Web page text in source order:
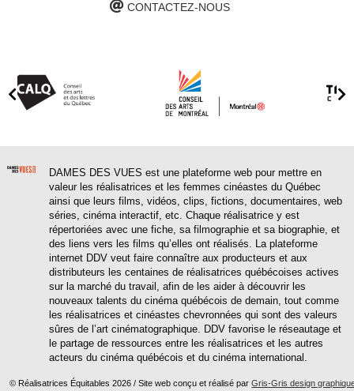
CONTACTEZ-NOUS
DAMES DES VUES est une plateforme web pour mettre en
valeur les réalisatrices et les femmes cinéastes du Québec
ainsi que leurs films, vidéos, clips, fictions, documentaires, web
séries, cinéma interactif, etc. Chaque réalisatrice y est
répertoriées avec une fiche, sa filmographie et sa biographie, et
des liens vers les films qu’elles ont réalisés. La plateforme
internet DDV veut faire connaître aux producteurs et aux
distributeurs les centaines de réalisatrices québécoises actives
sur la marché du travail, afin de les aider à découvrir les
nouveaux talents du cinéma québécois de demain, tout comme
les réalisatrices et cinéastes chevronnées qui sont des valeurs
sûres de l’art cinématographique. DDV favorise le réseautage et
le partage de ressources entre les réalisatrices et les autres
acteurs du cinéma québécois et du cinéma international.
© Réalisatrices Équitables 2026 / Site web conçu et réalisé parGris-Gris design